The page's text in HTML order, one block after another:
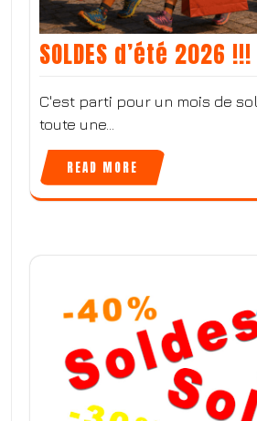
SOLDES d’été 2026 !!!
C'est parti pour un mois de
toute une…
READ MORE